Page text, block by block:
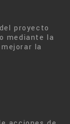
proyecto
mediante la
la